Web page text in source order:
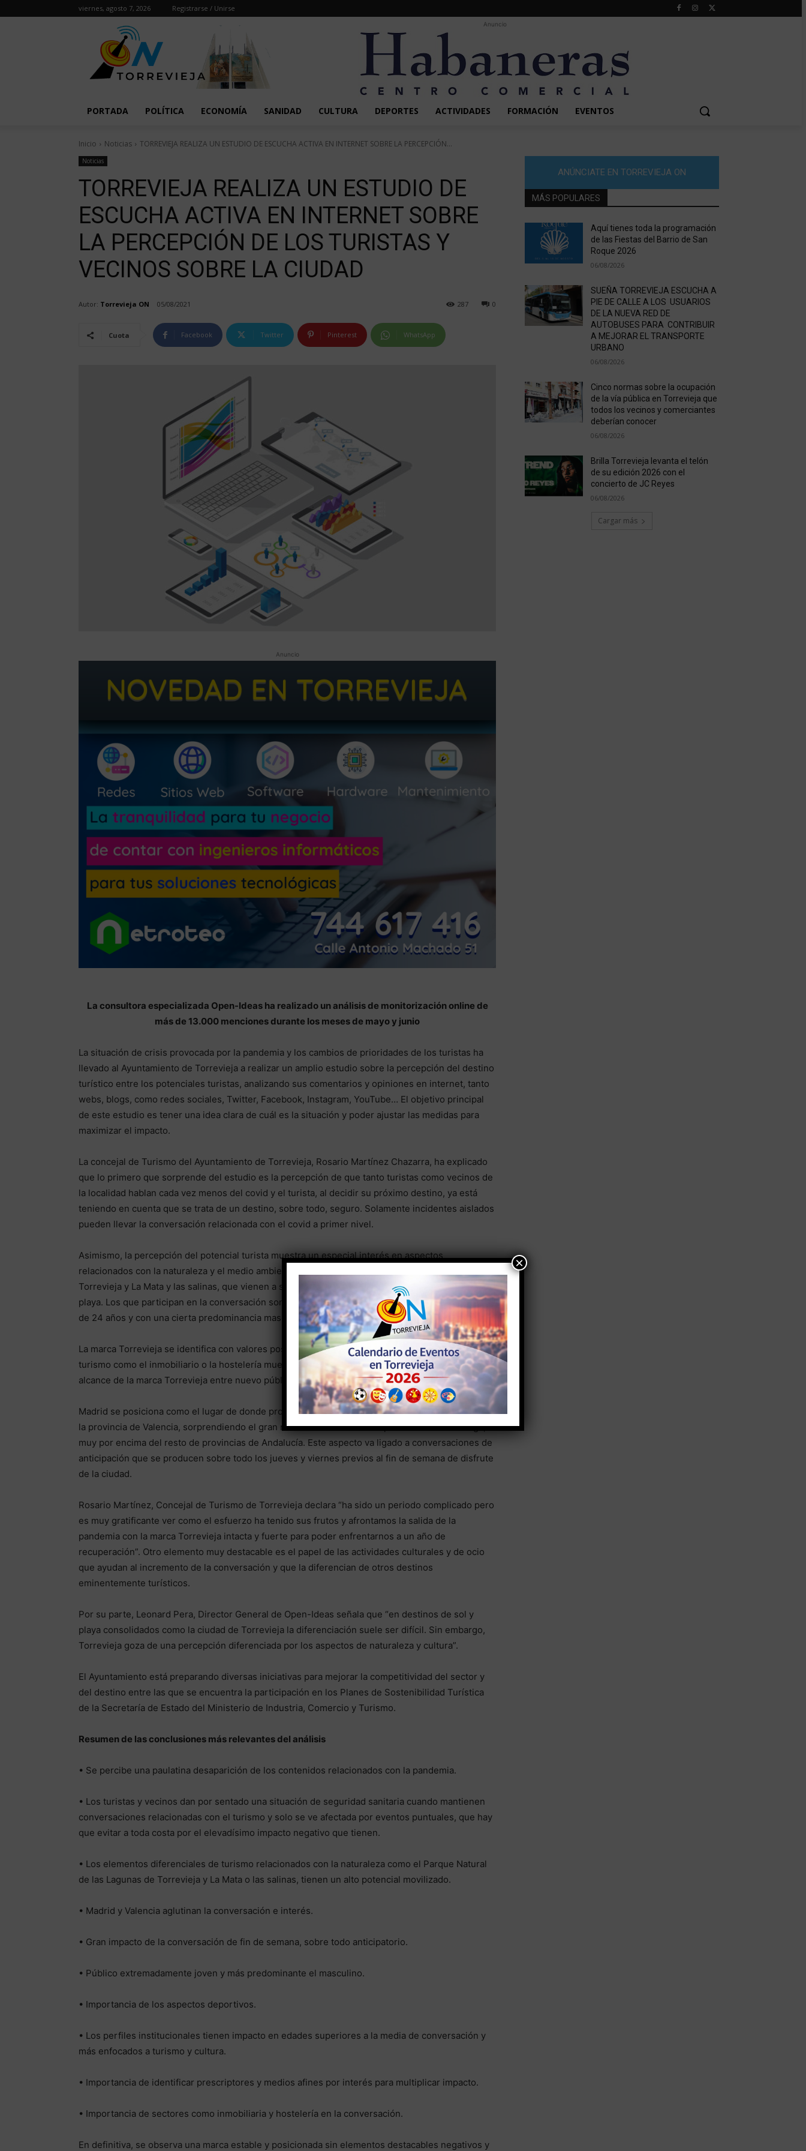
viernes, agosto 7, 2026 Registrarse / Unirse
Anuncio
PORTADA POLÍTICA ECONOMÍA SANIDAD CULTURA DEPORTES ACTIVIDADES FORMACIÓN EVENTOS
Inicio Noticias TORREVIEJA REALIZA UN ESTUDIO DE ESCUCHA ACTIVA EN INTERNET SOBRE LA PERCEPCIÓN...
Noticias
TORREVIEJA REALIZA UN ESTUDIO DE
ESCUCHA ACTIVA EN INTERNET SOBRE
LA PERCEPCIÓN DE LOS TURISTAS Y
VECINOS SOBRE LA CIUDAD
Autor: Torrevieja ON 05/08/2021 0
287
Cuota Facebook Twitter Pinterest WhatsApp
Anuncio
La consultora especializada Open-Ideas ha realizado un análisis de monitorización online de
más de 13.000 menciones durante los meses de mayo y junio
La situación de crisis provocada por la pandemia y los cambios de prioridades de los turistas ha
llevado al Ayuntamiento de Torrevieja a realizar un amplio estudio sobre la percepción del destino
turístico entre los potenciales turistas, analizando sus comentarios y opiniones en internet, tanto
webs, blogs, como redes sociales, Twitter, Facebook, Instagram, YouTube… El objetivo principal
de este estudio es tener una idea clara de cuál es la situación y poder ajustar las medidas para
maximizar el impacto.
La concejal de Turismo del Ayuntamiento de Torrevieja, Rosario Martínez Chazarra, ha explicado
que lo primero que sorprende del estudio es la percepción de que tanto turistas como vecinos de
la localidad hablan cada vez menos del covid y el turista, al decidir su próximo destino, ya está
teniendo en cuenta que se trata de un destino, sobre todo, seguro. Solamente incidentes aislados
pueden llevar la conversación relacionada con el covid a primer nivel.
Asimismo, la percepción del potencial turista muestra un especial interés en aspectos
relacionados con la naturaleza y el medio ambiente, como el Parque Natural de las Lagunas de
Torrevieja y La Mata y las salinas, que vienen a sumarse al atractivo básico de destino de sol y
playa. Los que participan en la conversación son especialmente jóvenes, en su mayoría menores
de 24 años y con una cierta predominancia masculina.
La marca Torrevieja se identifica con valores positivos y ciertos sectores relacionados con el
turismo como el inmobiliario o la hostelería muestran su capacidad tractora a la hora de ampliar el
alcance de la marca Torrevieja entre nuevo público.
Madrid se posiciona como el lugar de donde provienen la mayoría de los comentarios, seguido de
la provincia de Valencia, sorprendiendo el gran número de comentarios procedentes de Málaga,
muy por encima del resto de provincias de Andalucía. Este aspecto va ligado a conversaciones de
anticipación que se producen sobre todo los jueves y viernes previos al fin de semana de disfrute
de la ciudad.
Rosario Martínez, Concejal de Turismo de Torrevieja declara “ha sido un periodo complicado pero
es muy gratificante ver como el esfuerzo ha tenido sus frutos y afrontamos la salida de la
pandemia con la marca Torrevieja intacta y fuerte para poder enfrentarnos a un año de
recuperación”. Otro elemento muy destacable es el papel de las actividades culturales y de ocio
que ayudan al incremento de la conversación y que la diferencian de otros destinos
eminentemente turísticos.
Por su parte, Leonard Pera, Director General de Open-Ideas señala que “en destinos de sol y
playa consolidados como la ciudad de Torrevieja la diferenciación suele ser difícil. Sin embargo,
Torrevieja goza de una percepción diferenciada por los aspectos de naturaleza y cultura”.
El Ayuntamiento está preparando diversas iniciativas para mejorar la competitividad del sector y
del destino entre las que se encuentra la participación en los Planes de Sostenibilidad Turística
de la Secretaría de Estado del Ministerio de Industria, Comercio y Turismo.
Resumen de las conclusiones más relevantes del análisis
• Se percibe una paulatina desaparición de los contenidos relacionados con la pandemia.
• Los turistas y vecinos dan por sentado una situación de seguridad sanitaria cuando mantienen
conversaciones relacionadas con el turismo y solo se ve afectada por eventos puntuales, que hay
que evitar a toda costa por el elevadísimo impacto negativo que tienen.
• Los elementos diferenciales de turismo relacionados con la naturaleza como el Parque Natural
de las Lagunas de Torrevieja y La Mata o las salinas, tienen un alto potencial movilizado.
• Madrid y Valencia aglutinan la conversación e interés.
• Gran impacto de la conversación de fin de semana, sobre todo anticipatorio.
• Público extremadamente joven y más predominante el masculino.
• Importancia de los aspectos deportivos.
• Los perfiles institucionales tienen impacto en edades superiores a la media de conversación y
más enfocados a turismo y cultura.
• Importancia de identificar prescriptores y medios afines por interés para multiplicar impacto.
• Importancia de sectores como inmobiliaria y hostelería en la conversación.
En definitiva, se observa una marca estable y posicionada sin elementos destacables negativos y
ANÚNCIATE EN TORREVIEJA ON
MÁS POPULARES
Aquí tienes toda la programación
de las Fiestas del Barrio de San
Roque 2026
06/08/2026
SUEÑA TORREVIEJA ESCUCHA A
PIE DE CALLE A LOS USUARIOS
DE LA NUEVA RED DE
AUTOBUSES PARA CONTRIBUIR
A MEJORAR EL TRANSPORTE
URBANO
06/08/2026
Cinco normas sobre la ocupación
de la vía pública en Torrevieja que
todos los vecinos y comerciantes
deberían conocer
06/08/2026
Brilla Torrevieja levanta el telón
de su edición 2026 con el
concierto de JC Reyes
06/08/2026
Cargar más
×